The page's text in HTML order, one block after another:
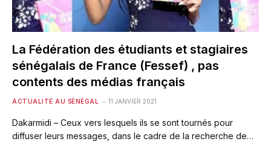
La Fédération des étudiants et stagiaires
sénégalais de France (Fessef) , pas
contents des médias français
ACTUALITÉ AU SÉNÉGAL 11 JANVIER 2021
Dakarmidi – Ceux vers lesquels ils se sont tournés pour
diffuser leurs messages, dans le cadre de la recherche de…